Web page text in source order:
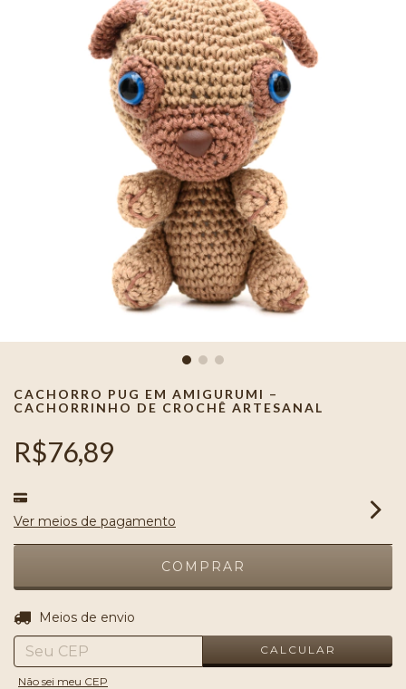
CACHORRO PUG EM AMIGURUMI –
CACHORRINHO DE CROCHÊ ARTESANAL
R$76,89
Ver meios de pagamento
Entregas para o CEP:
Meios de envio
CALCULAR
Não sei meu CEP